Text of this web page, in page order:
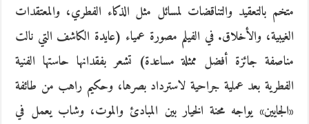
متخم بالتعقيد والتناقضات لمسائل مثل الذكاء الفطري، والمعتقدات
الغيبية، والأخلاق. في الفيلم مصورة عمياء (عايدة الكاشف التي نالت
مناصفة جائزة أفضل ممثلة مساعدة) تشعر بفقدانها حاستها الفنية
الفطرية بعد عملية جراحية لاسترداد بصرها، وحكيم راهب من طائفة
«الجايين» يواجه محنة الخيار بين المبادئ والموت، وشاب يعمل في